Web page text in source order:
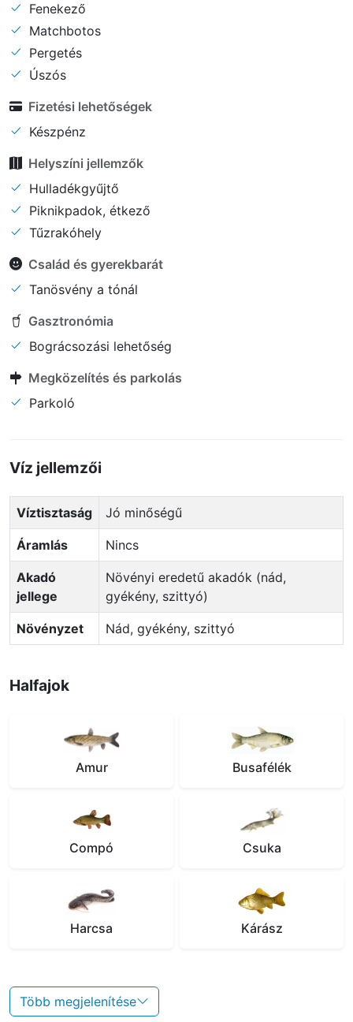
Fenekező
Matchbotos
Pergetés
Úszós
Fizetési lehetőségek
Készpénz
Helyszíni jellemzők
Hulladékgyűjtő
Piknikpadok, étkező
Tűzrakóhely
Család és gyerekbarát
Tanösvény a tónál
Gasztronómia
Bográcsozási lehetőség
Megközelítés és parkolás
Parkoló
Víz jellemzői
Víztisztaság Jó minőségű
Áramlás Nincs
Akadó
jellege
Növényi eredetű akadók (nád,
gyékény, szittyó)
Növényzet Nád, gyékény, szittyó
Halfajok
Amur Busafélék
Compó Csuka
Harcsa Kárász
Több megjelenítése